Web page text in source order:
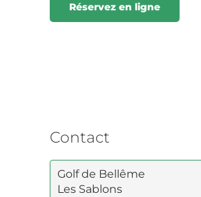
Réservez en ligne
Contact
Golf de Bellême
Les Sablons